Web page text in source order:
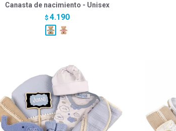
Canasta de nacimiento - Unisex
$ 4.190